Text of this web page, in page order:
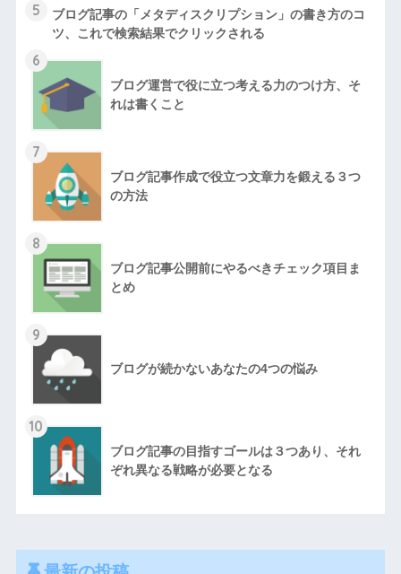
5
ブログ記事の「メタディスクリプション」の書き方のコ
ツ、これで検索結果でクリックされる
6
ブログ運営で役に立つ考える力のつけ方、そ
れは書くこと
7
ブログ記事作成で役立つ文章力を鍛える３つ
の方法
8
ブログ記事公開前にやるべきチェック項目ま
とめ
9
ブログが続かないあなたの4つの悩み
10
ブログ記事の目指すゴールは３つあり、それ
ぞれ異なる戦略が必要となる